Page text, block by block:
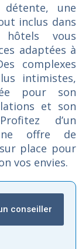
détente, une
inclus dans
hôtelsvous
adaptées à
complexes
intimistes,
pour son
et son
Profitez d’un
offre de
sur place pour
vos envies.
conseiller